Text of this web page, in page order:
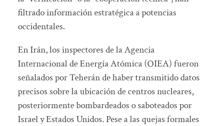
filtrado información estratégica a potencias
occidentales.
En Irán, los inspectores de la Agencia
Internacional de Energía Atómica (OIEA) fueron
señalados por Teherán de haber transmitido datos
precisos sobre la ubicación de centros nucleares,
posteriormente bombardeados o saboteados por
Israel y Estados Unidos. Pese a las quejas formales